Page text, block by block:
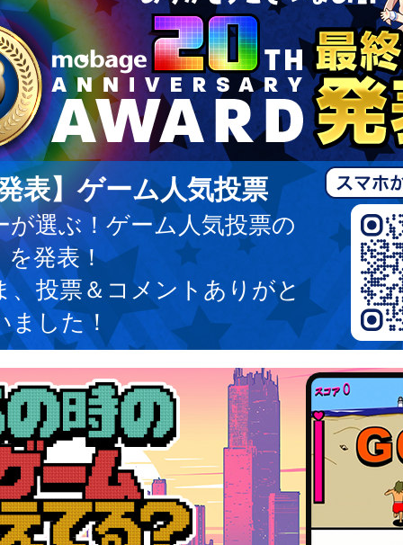
表】ゲーム人気投票
が選ぶ！ゲーム人気投票の
を発表！
、投票＆コメントありがと
ました！